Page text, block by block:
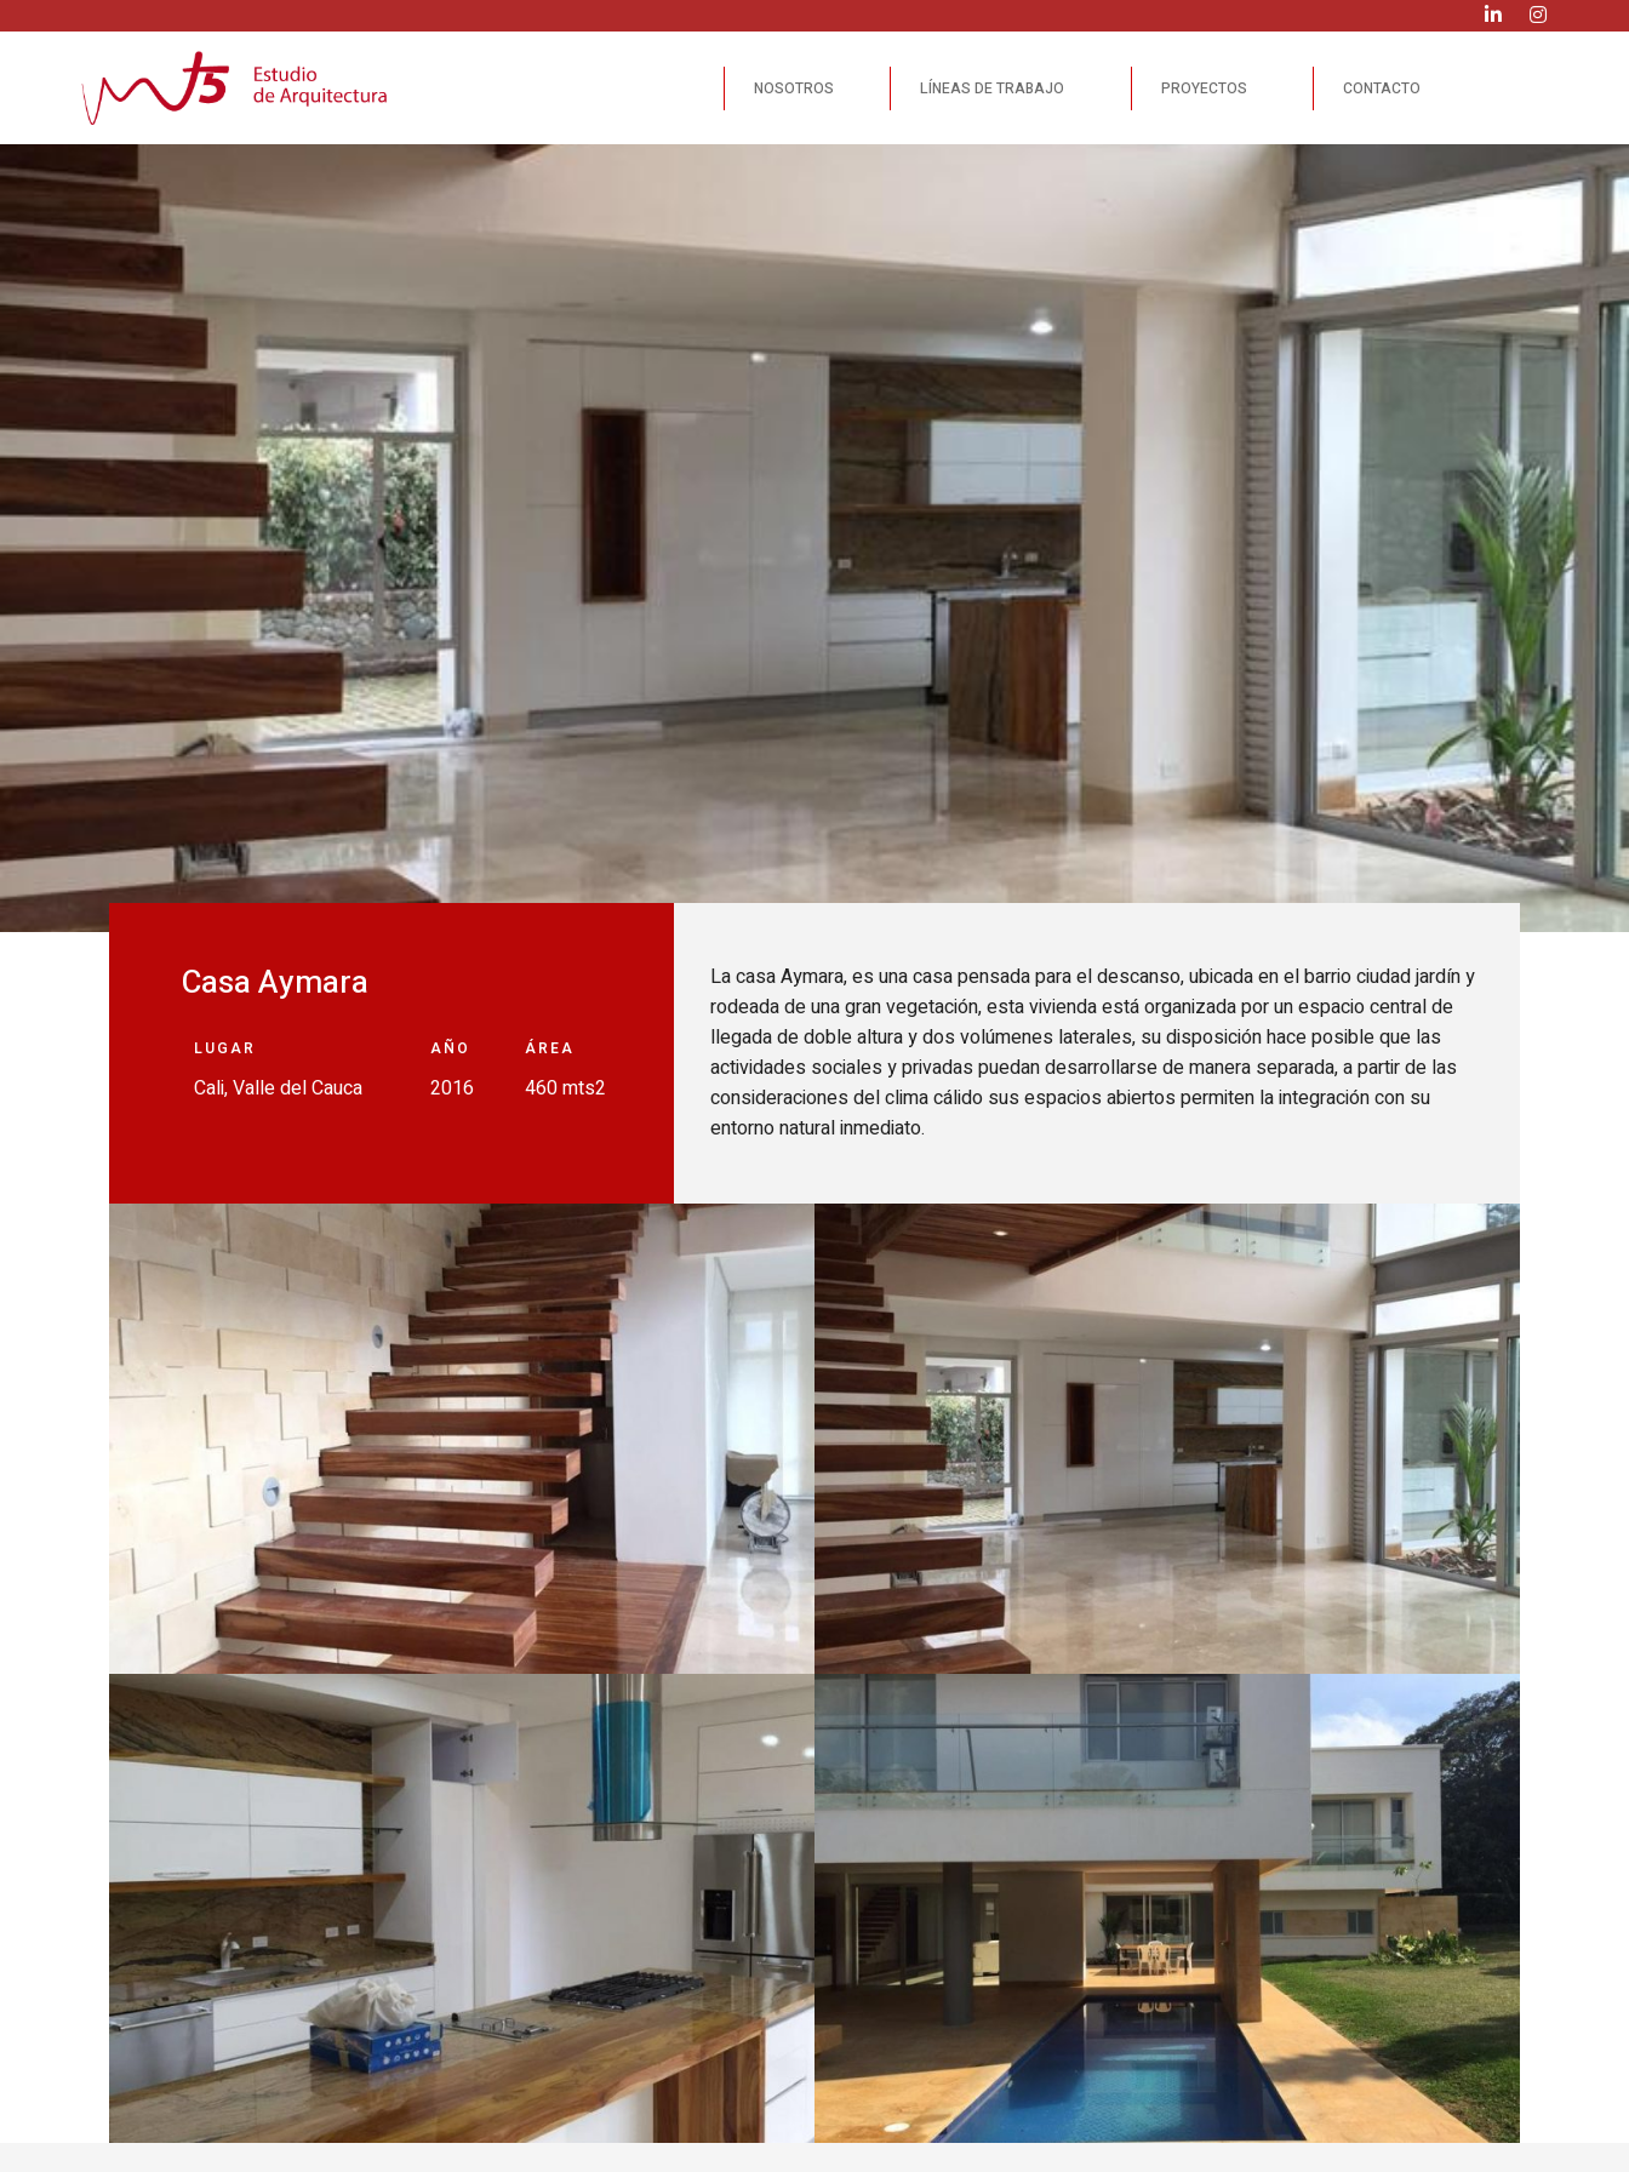
NOSOTROS LÍNEAS DE TRABAJO PROYECTOS CONTACTO
Casa Aymara
LUGAR
Cali, Valle del Cauca
AÑO
2016
ÁREA
460 mts2
La casa Aymara, es una casa pensada para el descanso, ubicada en el barrio ciudad jardín y
rodeada de una gran vegetación, esta vivienda está organizada por un espacio central de
llegada de doble altura y dos volúmenes laterales, su disposición hace posible que las
actividades sociales y privadas puedan desarrollarse de manera separada, a partir de las
consideraciones del clima cálido sus espacios abiertos permiten la integración con su
entorno natural inmediato.